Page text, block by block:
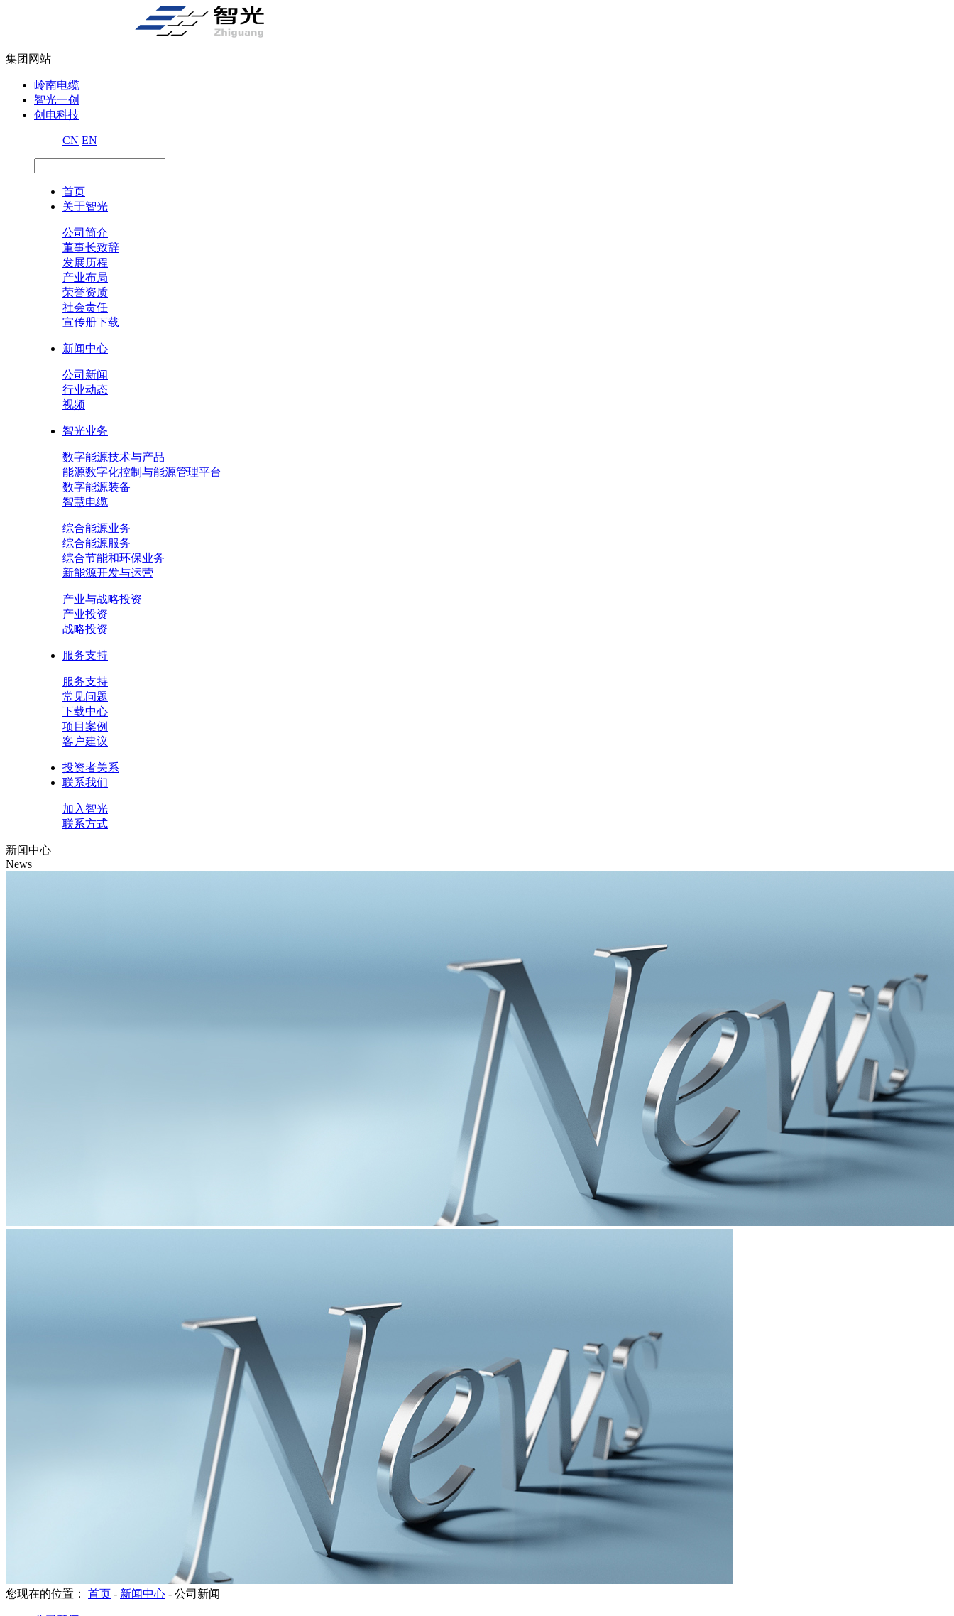
集团网站
岭南电缆
智光一创
创电科技
CN EN
首页
关于智光
公司简介
董事长致辞
发展历程
产业布局
荣誉资质
社会责任
宣传册下载
新闻中心
公司新闻
行业动态
视频
智光业务
数字能源技术与产品
能源数字化控制与能源管理平台
数字能源装备
智慧电缆
综合能源业务
综合能源服务
综合节能和环保业务
新能源开发与运营
产业与战略投资
产业投资
战略投资
服务支持
服务支持
常见问题
下载中心
项目案例
客户建议
投资者关系
联系我们
加入智光
联系方式
新闻中心
News
您现在的位置： 首页 - 新闻中心 - 公司新闻